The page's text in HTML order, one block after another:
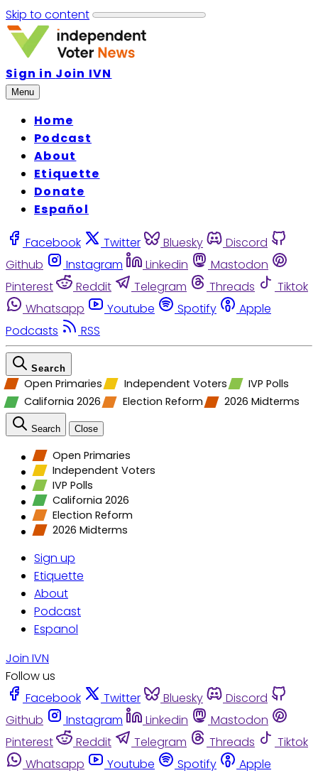
Skip to content
Sign in Join IVN
Menu
Home
Podcast
About
Etiquette
Donate
Español
Facebook Twitter Bluesky
Discord
Github
Instagram Linkedin
Mastodon
Pinterest
Reddit Telegram Threads
Tiktok
Whatsapp
Youtube Spotify
Apple
Podcasts
RSS
Search
Open Primaries Independent Voters
IVP Polls
California 2026
Election Reform 2026 Midterms
Search Close
Open Primaries
Independent Voters
IVP Polls
California 2026
Election Reform
2026 Midterms
Sign up
Etiquette
About
Podcast
Espanol
Join IVN
Follow us
Facebook
Twitter Bluesky
Discord
Github
Instagram Linkedin
Mastodon
Pinterest
Reddit Telegram Threads
Tiktok
Whatsapp
Youtube Spotify
Apple